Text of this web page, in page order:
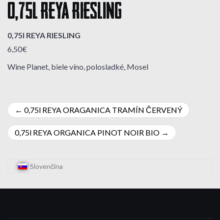
0,75l REYA RIESLING
0,75l REYA RIESLING
6,50€
Wine Planet, biele víno, polosladké, Mosel
Navigácia
v
0,75l REYA ORAGANICA TRAMÍN ČERVENÝ
0,75l REYA ORGANICA PINOT NOIR BIO
Slovenčina